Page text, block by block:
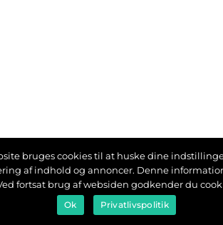
bruges cookies til at huske dine
af indhold og annoncer. Denne
fortsat brug af websiden godkender du
Ok Privatlivspolitik